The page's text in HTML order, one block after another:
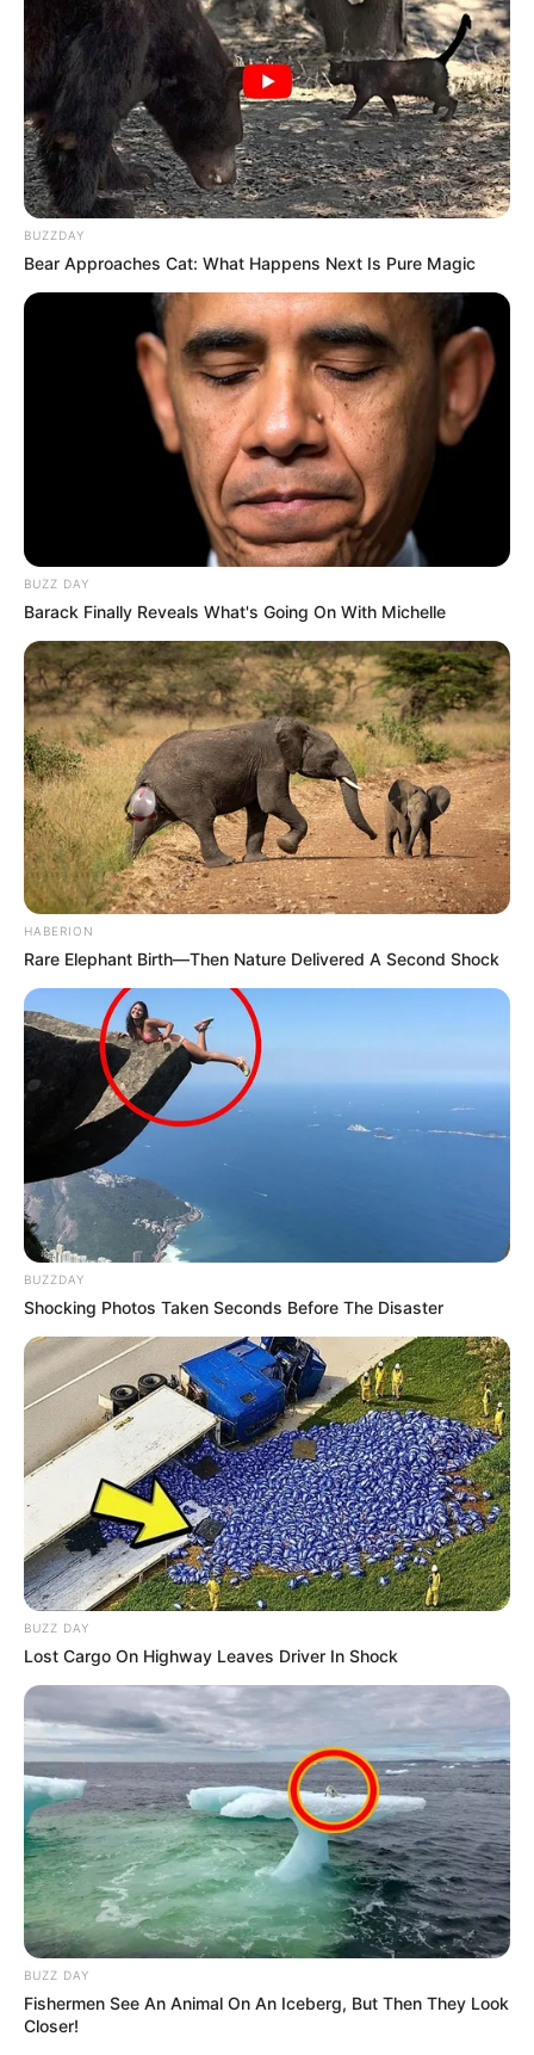
Nemrég közölték vele az orvosok, hogy le kell
vágni a sérült lábát.
Sokkot kapott, összeomlott, teljesen kiborult,
amikor megkapta ezt a borzalmas hírt.Tavaly
szenvedett balesetet az egykori szépségkirálynő,
csúnyán elesett Balin egy motorral, majd
elfertőződött a sebe.
Azóta hétszer megműtötték, a csípőcsontjából is
ültettek át egy darabot a lábszárcsontjába, majd
jött a lesújtó diagnózis, a kétgyermekes édesanya
lábát nem biztos, hogy meg lehet menteni.
Kegyetlen hónapok vannak mögötte. Rubint Réka
végig mellette volt, most elmondja ő is, amit látott.
BUZZDAY
Bear Approaches Cat: What Happens Next Is Pure Magic
BUZZ DAY
Barack Finally Reveals What's Going On With Michelle
HABERION
Rare Elephant Birth—Then Nature Delivered A Second Shock
BUZZDAY
Shocking Photos Taken Seconds Before The Disaster
BUZZ DAY
Lost Cargo On Highway Leaves Driver In Shock
BUZZ DAY
Fishermen See An Animal On An Iceberg, But Then They Look
Closer!